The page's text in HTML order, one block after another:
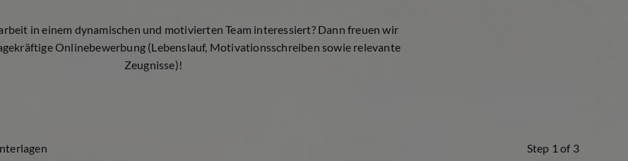
in einem dynamischen und motivierten Team interessiert? Dann freuen wir
Onlinebewerbung (Lebenslauf, Motivationsschreiben sowie relevante
Zeugnisse)!
Step 1 of 3